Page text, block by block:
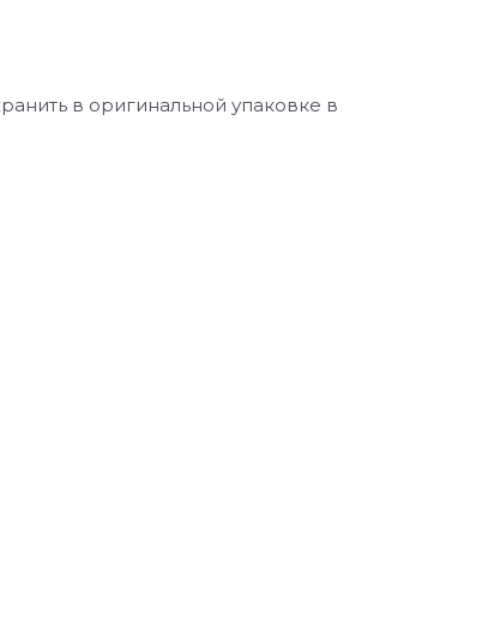
в оригинальной упаковке в